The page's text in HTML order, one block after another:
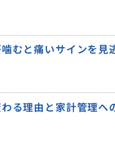
むと痛いサインを見
る理由と家計管理へ